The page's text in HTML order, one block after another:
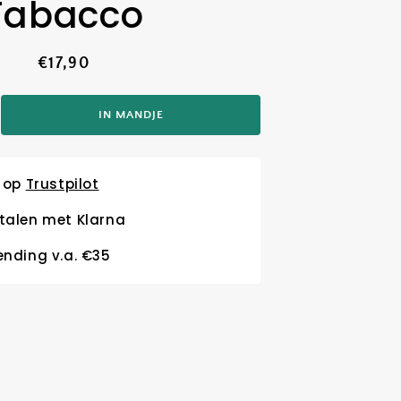
Normale
€17,90
IN MANDJE
Trustpilot
met Klarna
v.a. €35